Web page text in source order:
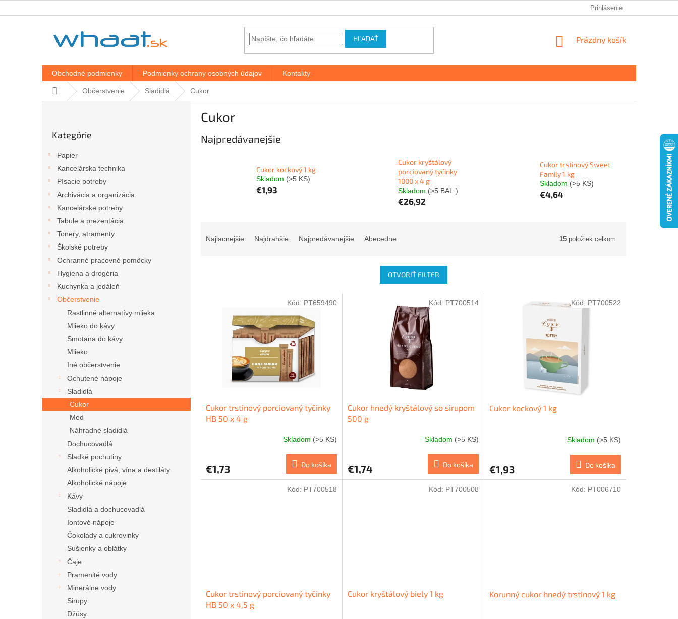
na
Prihlásenie
HĽADAŤ
NÁKUPNÝ
Prázdny košík
Obchodné podmienky Podmienky ochrany osobných údajov Kontakty
DomovObčerstvenie Sladidlá Cukor
kategórie
Kategórie
Papier
Kancelárska technika
Písacie potreby
Archivácia a organizácia
Kancelárske potreby
Tabule a prezentácia
Tonery, atramenty
Školské potreby
Ochranné pracovné pomôcky
Hygiena a drogéria
Kuchynka a jedáleň
Občerstvenie
Rastlinné alternatívy mlieka
Mlieko do kávy
Smotana do kávy
Mlieko
Iné občerstvenie
Ochutené nápoje
Sladidlá
Cukor
Med
Náhradné sladidlá
Dochucovadlá
Sladké pochutiny
Alkoholické pivá, vína a destiláty
Alkoholické nápoje
Kávy
Sladidlá a dochucovadlá
Iontové nápoje
Čokolády a cukrovinky
Sušienky a oblátky
Čaje
Pramenité vody
Minerálne vody
Sirupy
Džúsy
Cukor
Najpredávanejšie
Cukor kockový 1 kg
Skladom (>5 KS)
€1,93
Cukor kryštálový
porciovaný tyčinky
1000 x 4 g
Skladom (>5 BAL.)
€26,92
Cukor trstinový Sweet
Family 1 kg
Skladom (>5 KS)
€4,64
Najlacnejšie Najdrahšie Najpredávanejšie Abecedne 15 položiek celkom
OTVORIŤ FILTER
Cukor trstinový porciovaný tyčinky
HB 50 x 4 g
Skladom (>5 KS)
€1,73 Do košíka
Kód: PT659490
Cukor hnedý kryštálový so sirupom
500 g
Skladom (>5 KS)
€1,74 Do košíka
Kód: PT700514
Cukor kockový 1 kg
Skladom (>5 KS)
€1,93 Do košíka
Kód: PT700522
Cukor trstinový porciovaný tyčinky
HB 50 x 4,5 g
Kód: PT700518
Cukor kryštálový biely 1 kg
Kód: PT700508
Korunný cukor hnedý trstinový 1 kg
Kód: PT006710